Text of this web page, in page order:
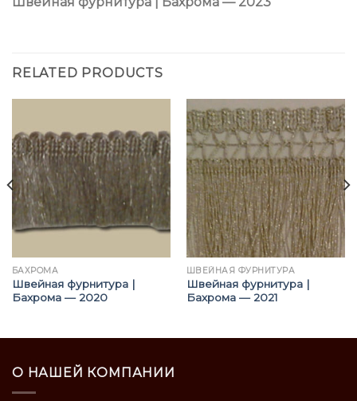
RELATED PRODUCTS
БАХРОМА
Швейная фурнитура |
Бахрома — 2020
ШВЕЙНАЯ ФУРНИТУРА
Швейная фурнитура |
Бахрома — 2021
О НАШЕЙ КОМПАНИИ